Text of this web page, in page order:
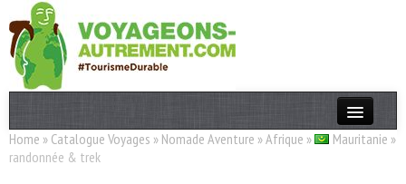
Actualités
Home » Catalogue Voyages » Nomade Aventure »Afrique » Mauritanie »
randonnée & trek